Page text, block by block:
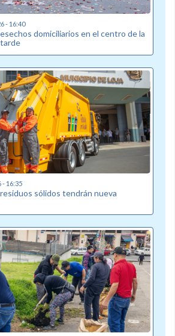
- 16:40
domiciliarios en el centro de la
- 16:35
sólidos tendrán nueva